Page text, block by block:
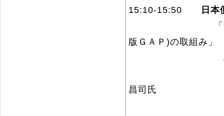
15:10-15:50
日本
「安全で美味
版ＧＡＰ)の取組み」
島根県農林
昌司氏